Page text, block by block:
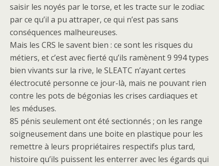
saisir les noyés par le torse, et les tracte sur le zodiac
par ce qu’il a pu attraper, ce qui n’est pas sans
conséquences malheureuses.
Mais les CRS le savent bien : ce sont les risques du
métiers, et c’est avec fierté qu’ils ramènent 9 994 types
bien vivants sur la rive, le SLEATC n’ayant certes
électrocuté personne ce jour-là, mais ne pouvant rien
contre les pots de bégonias les crises cardiaques et
les méduses.
85 pénis seulement ont été sectionnés ; on les range
soigneusement dans une boite en plastique pour les
remettre à leurs propriétaires respectifs plus tard,
histoire qu’ils puissent les enterrer avec les égards qui